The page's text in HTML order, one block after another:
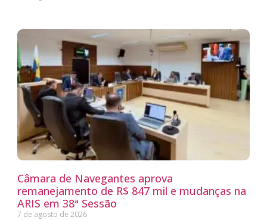
Câmara de Navegantes aprova
remanejamento de R$ 847 mil e mudanças na
ARIS em 38ª Sessão
7 de agosto de 2026